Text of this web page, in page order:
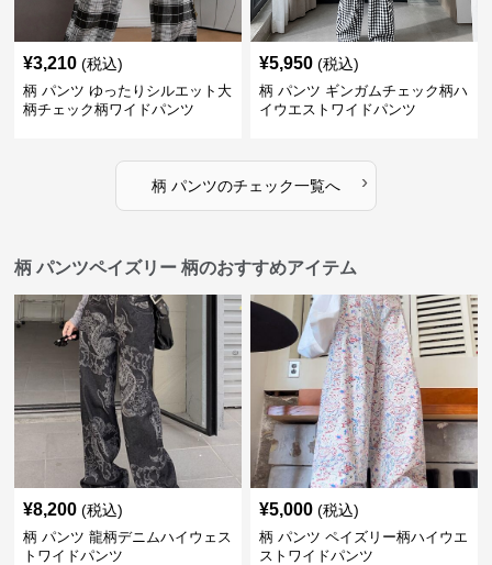
¥3,210 (税込)
柄 パンツ ゆったりシルエット大
柄チェック柄ワイドパンツ
¥5,950 (税込)
柄 パンツ ギンガムチェック柄ハ
イウエストワイドパンツ
柄 パンツのチェック一覧へ ›
柄 パンツペイズリー 柄のおすすめアイテム
¥8,200 (税込)
柄 パンツ 龍柄デニムハイウェス
トワイドパンツ
¥5,000 (税込)
柄 パンツ ペイズリー柄ハイウエ
ストワイドパンツ